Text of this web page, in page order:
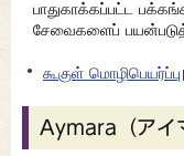
பாதுகாக்கப்பட்ட
சேவைகளைப்
கூகுள் மொழிபெயர்ப்பு
Aymara（アイ